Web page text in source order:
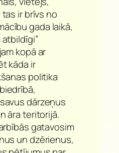
ir brīvs no
gada laikā,
kopā ar
kāda ir
politika
dārzeņus
āra teritorijā.
gatavosim
un dzērienus,